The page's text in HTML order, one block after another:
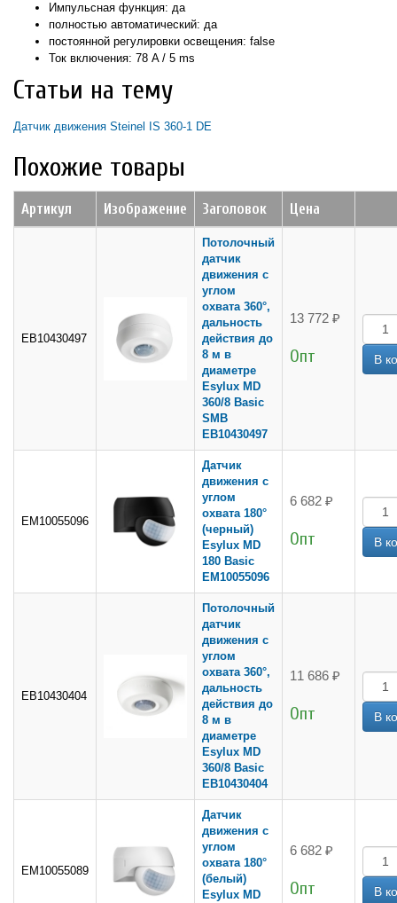
Импульсная функция: да
полностью автоматический: да
постоянной регулировки освещения: false
Ток включения: 78 A / 5 ms
Статьи на тему
Датчик движения Steinel IS 360-1 DE
Похожие товары
Артикул Изображение Заголовок Цена
EB10430497
Потолочный
датчик
движения с
углом
охвата 360°,
дальность
действия до
8 м в
диаметре
Esylux MD
360/8 Basic
SMB
EB10430497
13 772 ₽
Опт
EM10055096
Датчик
движения с
углом
охвата 180°
(черный)
Esylux MD
180 Basic
EM10055096
6 682 ₽
Опт
EB10430404
Потолочный
датчик
движения с
углом
охвата 360°,
дальность
действия до
8 м в
диаметре
Esylux MD
360/8 Basic
EB10430404
11 686 ₽
Опт
EM10055089
Датчик
движения с
углом
охвата 180°
(белый)
Esylux MD
6 682 ₽
Опт